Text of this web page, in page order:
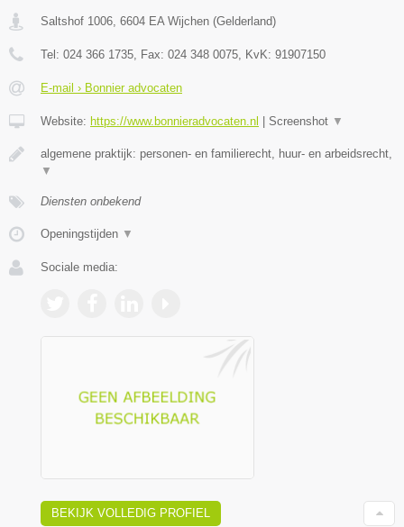
Saltshof 1006, 6604 EA Wijchen (Gelderland)
Tel: 024 366 1735, Fax: 024 348 0075, KvK: 91907150
E-mail › Bonnier advocaten
Website: https://www.bonnieradvocaten.nl Screenshot ▼
algemene praktijk: personen- en familierecht, huur- en arbeidsrecht,
▼
Diensten onbekend
Openingstijden ▼
Sociale media:
BEKIJK VOLLEDIG PROFIEL